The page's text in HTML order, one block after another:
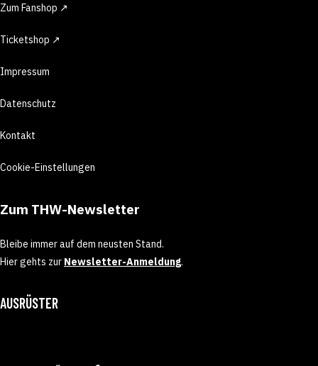
Zum Fanshop ↗
Ticketshop ↗
Impressum
Datenschutz
Kontakt
Cookie-Einstellungen
Zum THW-Newsletter
Bleibe immer auf dem neusten Stand.
Hier gehts zur Newsletter-Anmeldung.
AUSRÜSTER